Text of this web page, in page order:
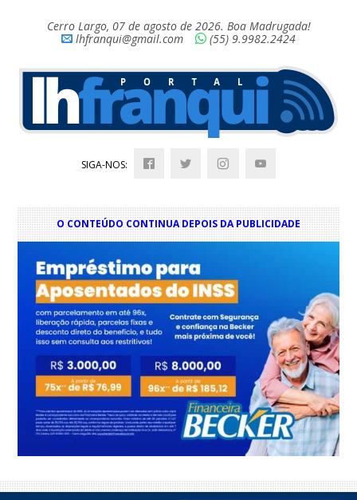
Cerro Largo, 07 de agosto de 2026. Boa Madrugada!
lhfranqui@gmail.com
(55) 9.9982.2424
SIGA-NOS:
O CONTEÚDO CONTINUA DEPOIS DA PUBLICIDADE